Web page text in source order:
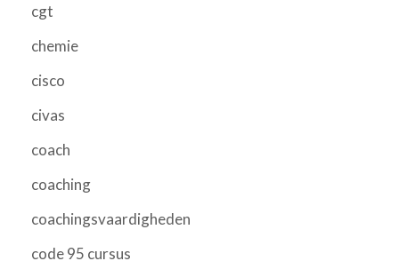
cgt
chemie
cisco
civas
coach
coaching
coachingsvaardigheden
code 95 cursus